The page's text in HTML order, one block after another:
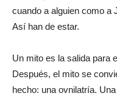
cuando a alguien como a
Así han de estar.
Un mito es la salida para
Después, el mito se
hecho: una ovnilatría.